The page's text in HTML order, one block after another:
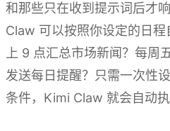
和那些只在收到提示词后才
Claw 可以按照你设定的日
上 9 点汇总市场新闻？每周
发送每日提醒？只需一次性
条件，Kimi Claw 就会自动执